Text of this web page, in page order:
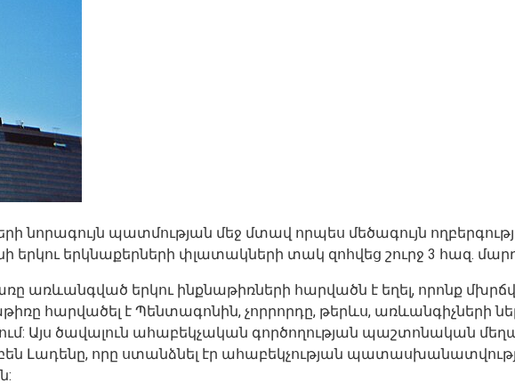
նորագույն պատմության մեջ մտավ որպես մեծագույն
երկնաքերների փլատակների տակ զոհվեց շուրջ 3 հազ.
երկու ինքնաթիռների հարվածն է եղել, որոնք մխրճվել
հարվածել է Պենտագոնին, չորրորդը, թերևս, առևանգիչների
Այս ծավալուն ահաբեկչական գործողության պաշտոնական
Լադենը, որը ստանձնել էր ահաբեկչության